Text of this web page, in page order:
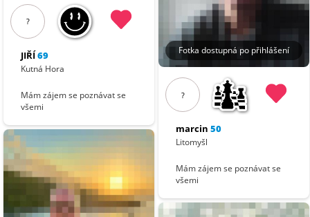
?
JIŘÍ69
Kutná Hora
Mám zájem se poznávat se
všemi
Fotka dostupná po přihlášení
?
marcin 50
Litomyšl
Mám zájem se poznávat se
všemi